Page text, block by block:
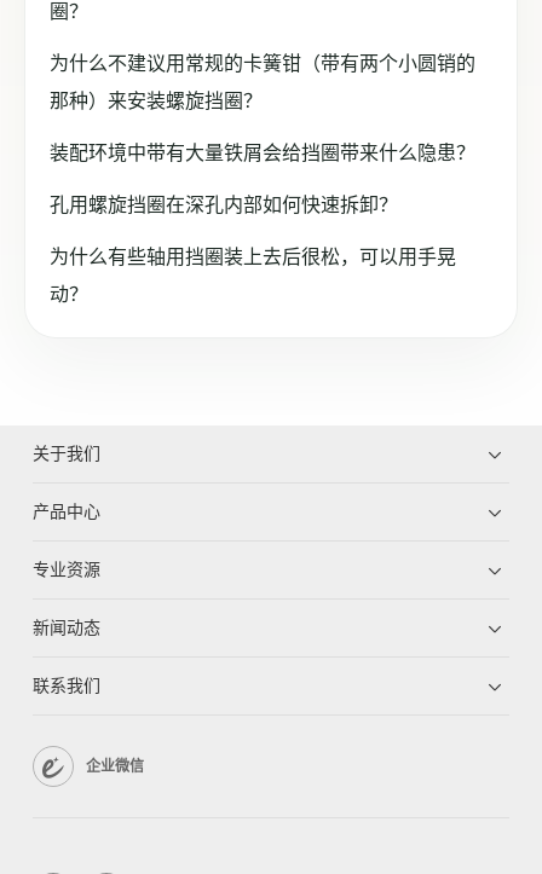
圈？
为什么不建议用常规的卡簧钳（带有两个小圆销的
那种）来安装螺旋挡圈？
装配环境中带有大量铁屑会给挡圈带来什么隐患？
孔用螺旋挡圈在深孔内部如何快速拆卸？
为什么有些轴用挡圈装上去后很松，可以用手晃
动？
关于我们
产品中心
专业资源
新闻动态
联系我们
企业微信